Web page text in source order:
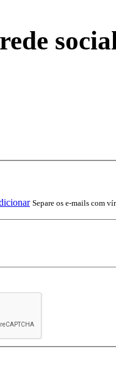
Separe os e-mails com